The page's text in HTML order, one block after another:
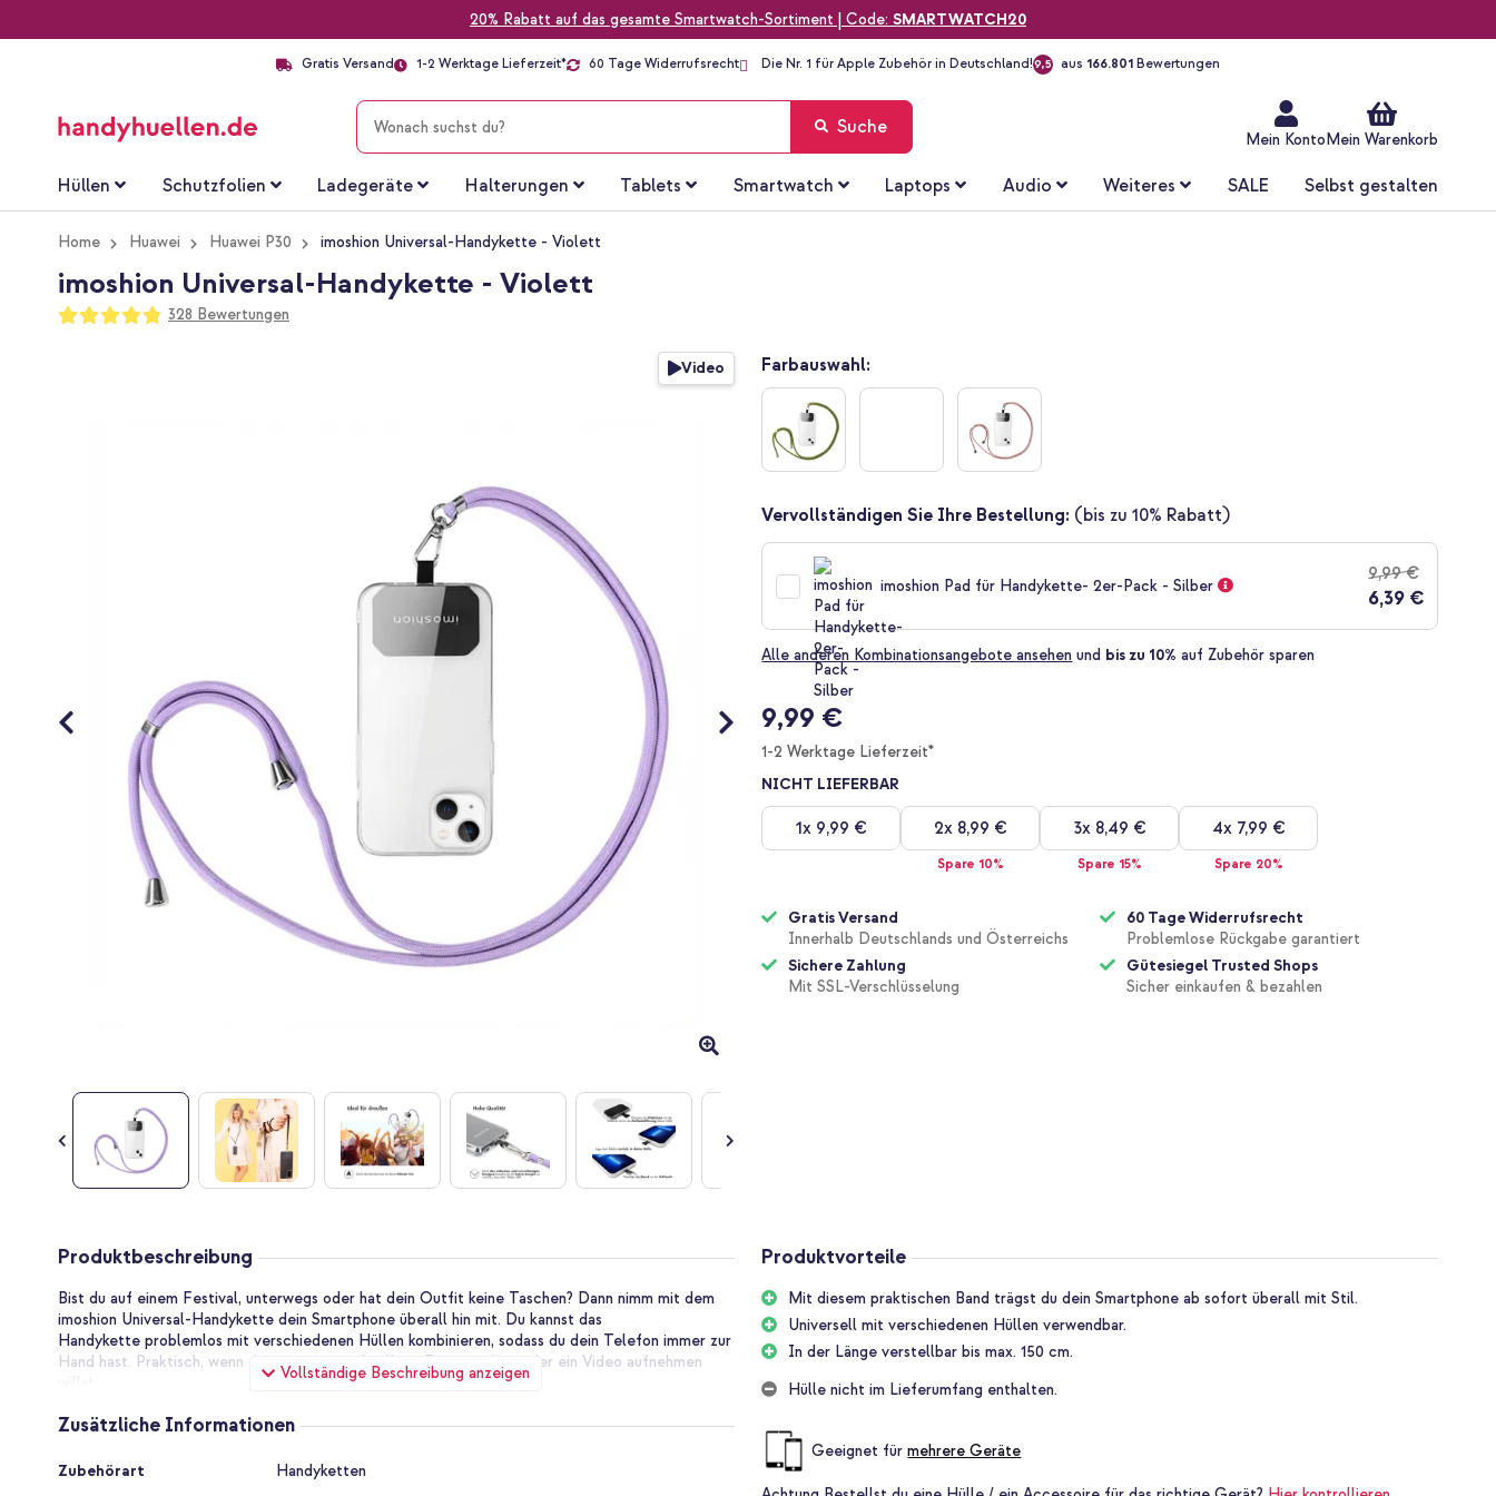
20% Rabatt auf das gesamte Smartwatch-Sortiment | Code: SMARTWATCH20
Gratis Versand 1-2 Werktage Lieferzeit* 60 Tage Widerrufsrecht Die Nr. 1 für Apple Zubehör in Deutschland!9,5 aus 166.801 Bewertungen
Mein Konto Mein Warenkorb
SUCHE Suche
Hüllen Schutzfolien Ladegeräte Halterungen Tablets Smartwatch Laptops Audio Weiteres SALE Selbst gestalten
Home Huawei Huawei P30 imoshion Universal-Handykette - Violett
imoshion Universal-Handykette - Violett
Bewertung:
96
100
328 Bewertungen
Video
Anfang
der
Bildgalerie
springen
Farbauswahl:
Vervollständigen Sie Ihre Bestellung: (bis zu 10% Rabatt)
imoshion Pad für Handykette- 2er-Pack - Silber
9,99 €
6,39 €
Alle anderen Kombinationsangebote ansehen und bis zu 10% auf Zubehör sparen
9,99 €
1-2 Werktage Lieferzeit*
NICHT LIEFERBAR
1x 9,99 € 2x 8,99 €
Spare 10%
3x 8,49 €
Spare 15%
4x 7,99 €
Spare 20%
Gratis Versand
Innerhalb Deutschlands und Österreichs
Sichere Zahlung
Mit SSL-Verschlüsselung
60 Tage Widerrufsrecht
Problemlose Rückgabe garantiert
Gütesiegel Trusted Shops
Sicher einkaufen & bezahlen
Produktbeschreibung
Vollständige Beschreibung anzeigen
Bist du auf einem Festival, unterwegs oder hat dein Outfit keine Taschen? Dann nimm mit dem
imoshion Universal-Handykette dein Smartphone überall hin mit. Du kannst das
Handykette problemlos mit verschiedenen Hüllen kombinieren, sodass du dein Telefon immer zur
Hand hast. Praktisch, wenn du unterwegs schnell ein Foto machen oder ein Video aufnehmen
Einfach zu bedienen
Das universelle Handykette von imoshion ist ganz einfach zu verwenden und ist kompatibel mit
Produktvorteile
Mit diesem praktischen Band trägst du dein Smartphone ab sofort überall mit Stil.
Universell mit verschiedenen Hüllen verwendbar.
In der Länge verstellbar bis max. 150 cm.
Hülle nicht im Lieferumfang enthalten.
Geeignet fürmehrere Geräte
Zusätzliche Informationen
Zusätzliche
Zubehörart
Handyketten